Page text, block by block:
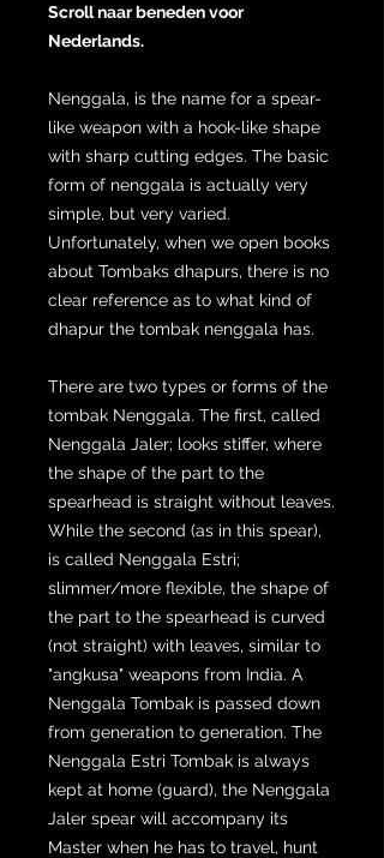
Scroll naar beneden voor
Nederlands.
Nenggala, is the name for a spear-
like weapon with a hook-like shape
with sharp cutting edges. The basic
form of nenggala is actually very
simple, but very varied.
Unfortunately, when we open books
about Tombaks dhapurs, there is no
clear reference as to what kind of
dhapur the tombak nenggala has.
There are two types or forms of the
tombak Nenggala. The first, called
Nenggala Jaler; looks stiffer, where
the shape of the part to the
spearhead is straight without leaves.
While the second (as in this spear),
is called Nenggala Estri;
slimmer/more flexible, the shape of
the part to the spearhead is curved
(not straight) with leaves, similar to
"angkusa" weapons from India. A
Nenggala Tombak is passed down
from generation to generation. The
Nenggala Estri Tombak is always
kept at home (guard), the Nenggala
Jaler spear will accompany its
Master when he has to travel, hunt